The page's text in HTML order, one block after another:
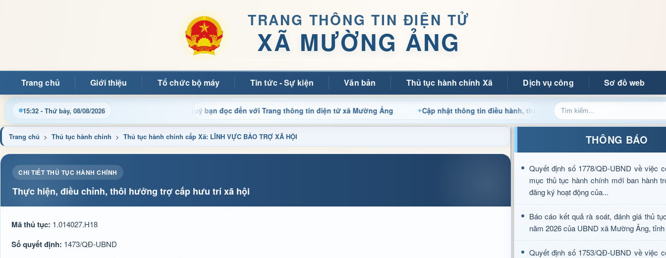
TRANG THÔNG TIN ĐIỆN TỬ
XÃ MƯỜNG ẢNG
Trang chủ Giới thiệu Tổ chức bộ máy Tin tức - Sự kiện Văn bản Thủ tục hành chính Xã Dịch vụ công Sơ đồ web
15:32 - Thứ bảy, 08/08/2026 Chào mừng quý bạn đọc đến với Trang thông tin điện tử xã Mường Ảng Cập nhật thông tin điều hành, thủ tục hành chính và tin tức địa phương nhanh
Trang chủ > Thủ tục hành chính > Thủ tục hành chính cấp Xã: LĨNH VỰC BẢO TRỢ XÃ HỘI
CHI TIẾT THỦ TỤC HÀNH CHÍNH
Thực hiện, điều chỉnh, thôi hưởng trợ cấp hưu trí xã hội
Mã thủ tục: 1.014027.H18
Số quyết định: 1473/QĐ-UBND
THÔNG BÁO
Quyết định số 1778/QĐ-UBND về việc
mục thủ tục hành chính mới ban hành
đăng ký hoạt động của...
Báo cáo kết quả rà soát, đánh giá thủ
năm 2026 của UBND xã Mường Ảng,
Quyết định số 1753/QĐ-UBND về việc